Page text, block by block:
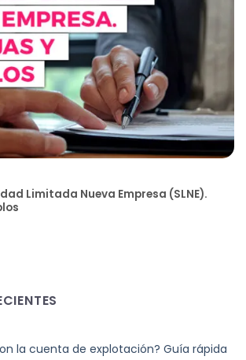
Limitada Nueva Empresa (SLNE).
la cuenta de explotación? Guía rápida